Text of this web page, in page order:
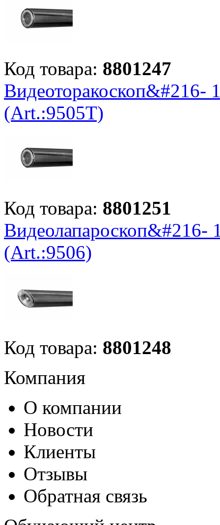
Код товара: 8801247
Видеоторакоскоп&#216-
(Art.:9505Т)
Код товара: 8801251
Видеолапароскоп&#216-
(Art.:9506)
Код товара: 8801248
Компания
О компании
Новости
Клиенты
Отзывы
Обратная связь